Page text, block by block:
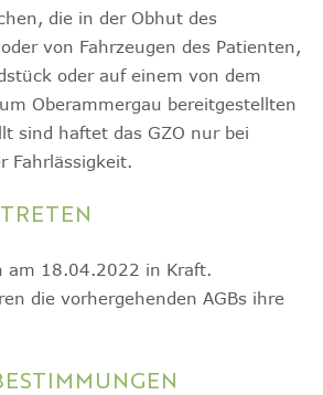
die in der Obhut des
von Fahrzeugen des Patienten,
oder auf einem von dem
Oberammergau bereitgestellten
sind haftet das GZO nur bei
Fahrlässigkeit.
am 18.04.2022 in Kraft.
die vorhergehenden AGBs ihre